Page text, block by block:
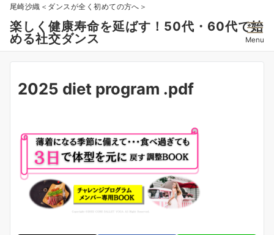
尾崎沙織＜ダンスが全く初めての方へ＞
楽しく健康寿命を延ばす！50代・60代で始
める社交ダンス
Menu
2025 diet program .pdf